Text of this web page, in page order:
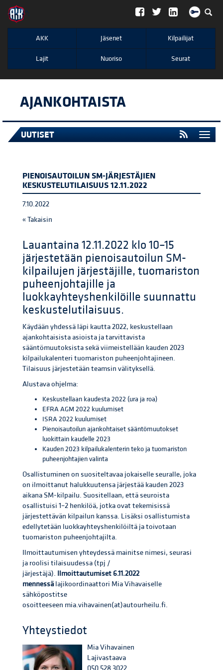
";
AKK Jäsenet Kilpailijat
Lajit Nuoriso Seurat
AJANKOHTAISTA
UUTISET
PIENOISAUTOILUN SM-JÄRJESTÄJIEN
KESKUSTELUTILAISUUS 12.11.2022
7.10.2022
« Takaisin
Lauantaina 12.11.2022 klo 10–15
järjestetään pienoisautoilun SM-
kilpailujen järjestäjille, tuomariston
puheenjohtajille ja
luokkayhteyshenkilöille suunnattu
keskustelutilaisuus.
Käydään yhdessä läpi kautta 2022, keskustellaan
ajankohtaisista asioista ja tarvittavista
sääntömuutoksista sekä viimeistellään kauden 2023
kilpailukalenteri tuomariston puheenjohtajineen.
Tilaisuus järjestetään teamsin välityksellä.
Alustava ohjelma:
Keskustellaan kaudesta 2022 (ura ja roa)
EFRA AGM 2022 kuulumiset
ISRA 2022 kuulumiset
Pienoisautoilun ajankohtaiset sääntömuutokset
luokittain kaudelle 2023
Kauden 2023 kilpailukalenterin teko ja tuomariston
puheenjohtajien valinta
Osallistuminen on suositeltavaa jokaiselle seuralle, joka
on ilmoittanut halukkuutensa järjestää kauden 2023
aikana SM-kilpailu. Suositellaan, että seuroista
osallistuisi 1–2 henkilöä, jotka ovat tekemisissä
järjestettävän kilpailun kanssa. Lisäksi osallistumista
edellytetään luokkayhteyshenkilöiltä ja toivotaan
tuomariston puheenjohtajilta.
Ilmoittautumisen yhteydessä mainitse nimesi, seurasi
ja roolisi tilaisuudessa (tpj /
järjestäjä). Ilmoittautumiset 6.11.2022
mennessä lajikoordinaattori Mia Vihavaiselle
sähköpostitse
osoitteeseen mia.vihavainen(at)autourheilu.fi.
Yhteystiedot
Mia Vihavainen
Lajivastaava